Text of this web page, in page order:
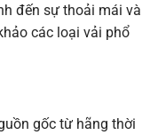
đến sự thoải mái và
các loại vải phổ
gốc từ hãng thời